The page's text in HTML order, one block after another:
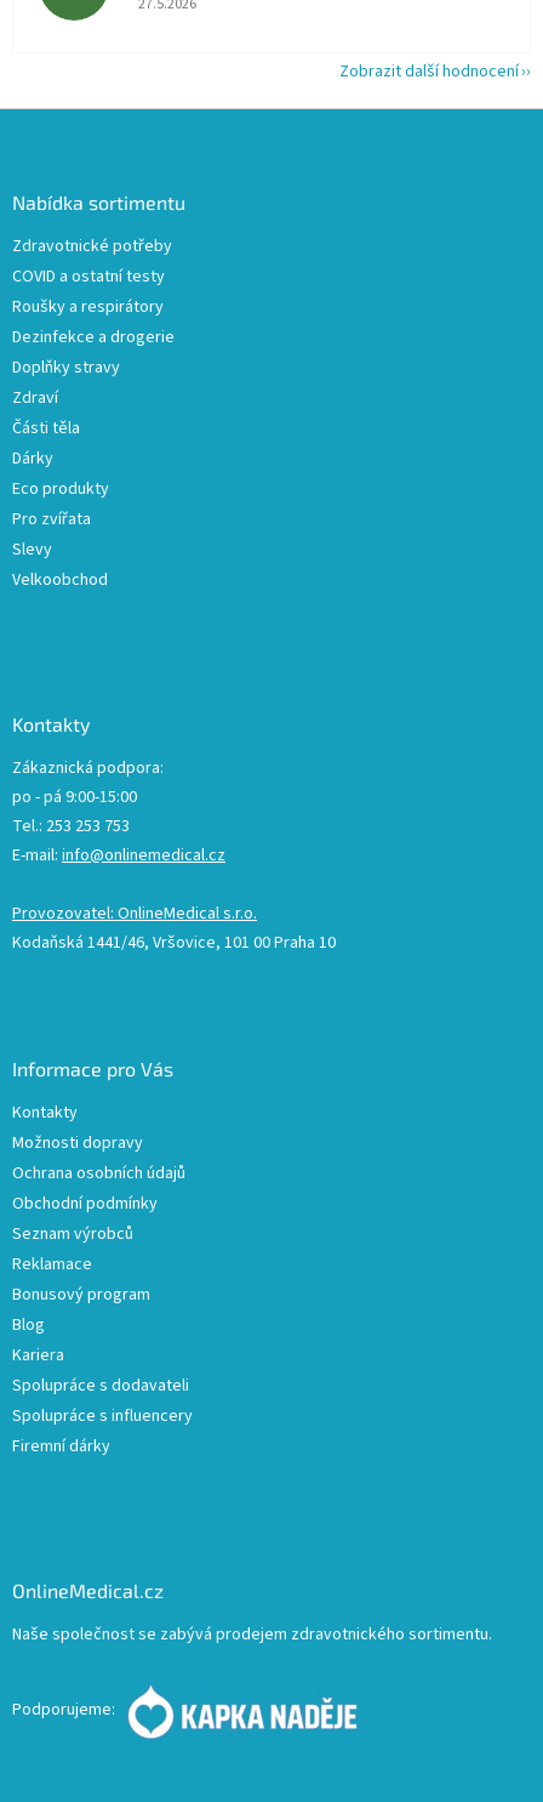
27.5.2026
Zobrazit další hodnocení
Nabídka sortimentu
Zdravotnické potřeby
COVID a ostatní testy
Roušky a respirátory
Dezinfekce a drogerie
Doplňky stravy
Zdraví
Části těla
Dárky
Eco produkty
Pro zvířata
Slevy
Velkoobchod
Kontakty
Zákaznická podpora:
po - pá 9:00-15:00
Tel.: 253 253 753
E-mail: info@onlinemedical.cz
Provozovatel: OnlineMedical s.r.o.
Kodaňská 1441/46, Vršovice, 101 00 Praha 10
Informace pro Vás
Kontakty
Možnosti dopravy
Ochrana osobních údajů
Obchodní podmínky
Seznam výrobců
Reklamace
Bonusový program
Blog
Kariera
Spolupráce s dodavateli
Spolupráce s influencery
Firemní dárky
OnlineMedical.cz
Naše společnost se zabývá prodejem zdravotnického sortimentu.
Podporujeme: